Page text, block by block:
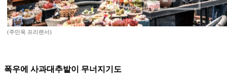
(주민욱 프리랜서)
폭우에 사과대추밭이 무너지기도